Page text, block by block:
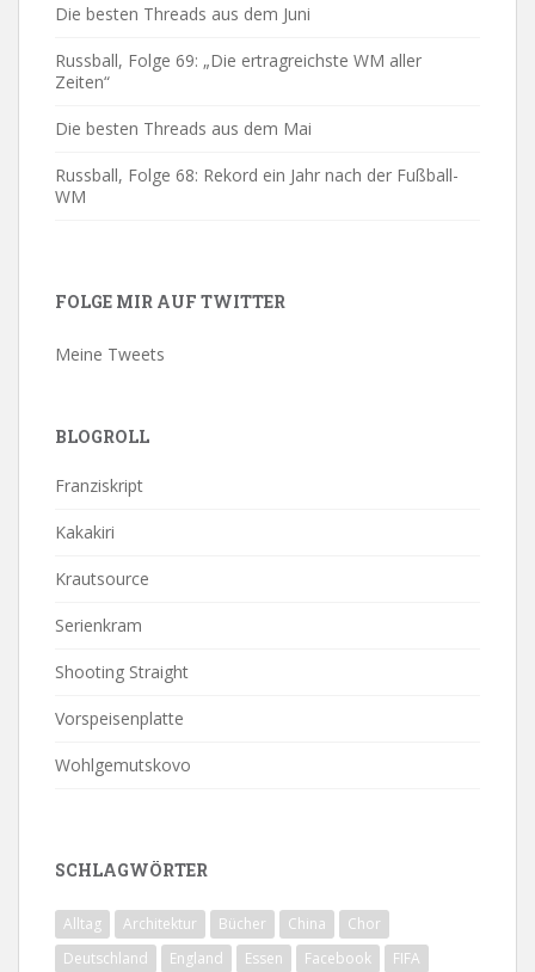
Die besten Threads aus dem Juni
Russball, Folge 69: „Die ertragreichste WM aller
Zeiten“
Die besten Threads aus dem Mai
Russball, Folge 68: Rekord ein Jahr nach der Fußball-
WM
FOLGE MIR AUF TWITTER
Meine Tweets
BLOGROLL
Franziskript
Kakakiri
Krautsource
Serienkram
Shooting Straight
Vorspeisenplatte
Wohlgemutskovo
SCHLAGWÖRTER
Alltag Architektur Bücher China
Chor
Deutschland
England Essen Facebook
FIFA